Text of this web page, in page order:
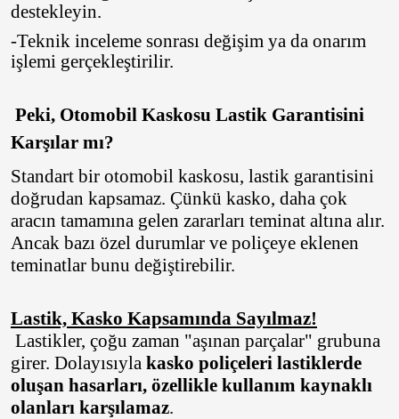
destekleyin.
-Teknik inceleme sonrası değişim ya da onarım
işlemi gerçekleştirilir.
Peki, Otomobil Kaskosu Lastik Garantisini
Karşılar mı?
Standart bir otomobil kaskosu, lastik garantisini
doğrudan kapsamaz. Çünkü kasko, daha çok
aracın tamamına gelen zararları teminat altına alır.
Ancak bazı özel durumlar ve poliçeye eklenen
teminatlar bunu değiştirebilir.
Lastik, Kasko Kapsamında Sayılmaz!
Lastikler, çoğu zaman "aşınan parçalar" grubuna
girer. Dolayısıyla kasko poliçeleri lastiklerde
oluşan hasarları, özellikle kullanım kaynaklı
olanları karşılamaz.